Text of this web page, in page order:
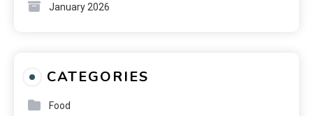
January 2026
CATEGORIES
Food